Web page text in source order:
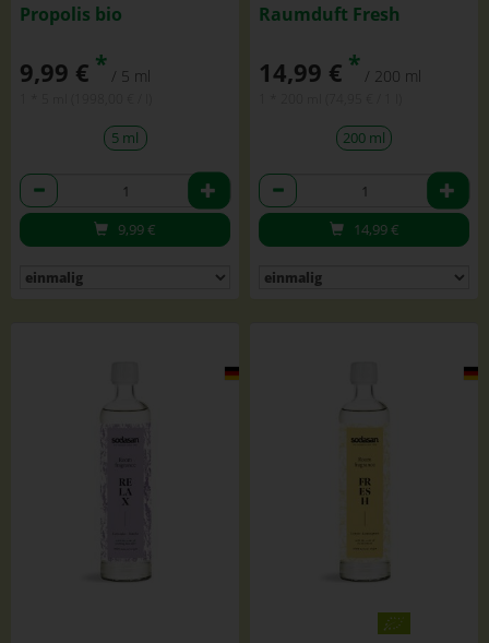
Propolis bio
9,99 € * / 5 ml
5 ml
Anzahl
9,99€
Raumduft Fresh
14,99 € * / 200 ml
200 ml
Anzahl
14,99€